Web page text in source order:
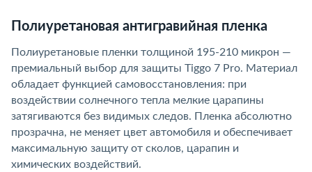
Полиуретановая антигравийная пленка
Полиуретановые пленки толщиной 195-210 микрон —
премиальный выбор для защиты Tiggo 7 Pro. Материал
обладает функцией самовосстановления: при
воздействии солнечного тепла мелкие царапины
затягиваются без видимых следов. Пленка абсолютно
прозрачна, не меняет цвет автомобиля и обеспечивает
максимальную защиту от сколов, царапин и
химических воздействий.